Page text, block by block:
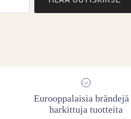
Eurooppalaisia brändejä
harkittuja tuotteita